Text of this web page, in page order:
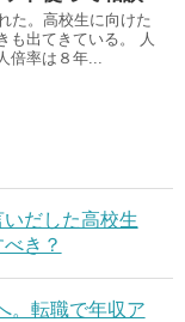
た。高校生に向けた
も出てきている。 人
倍率は８年...
いだした高校生
き？
。転職で年収ア